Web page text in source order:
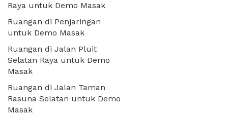
Raya untuk Demo Masak
Ruangan di Penjaringan
untuk Demo Masak
Ruangan di Jalan Pluit
Selatan Raya untuk Demo
Masak
Ruangan di Jalan Taman
Rasuna Selatan untuk Demo
Masak